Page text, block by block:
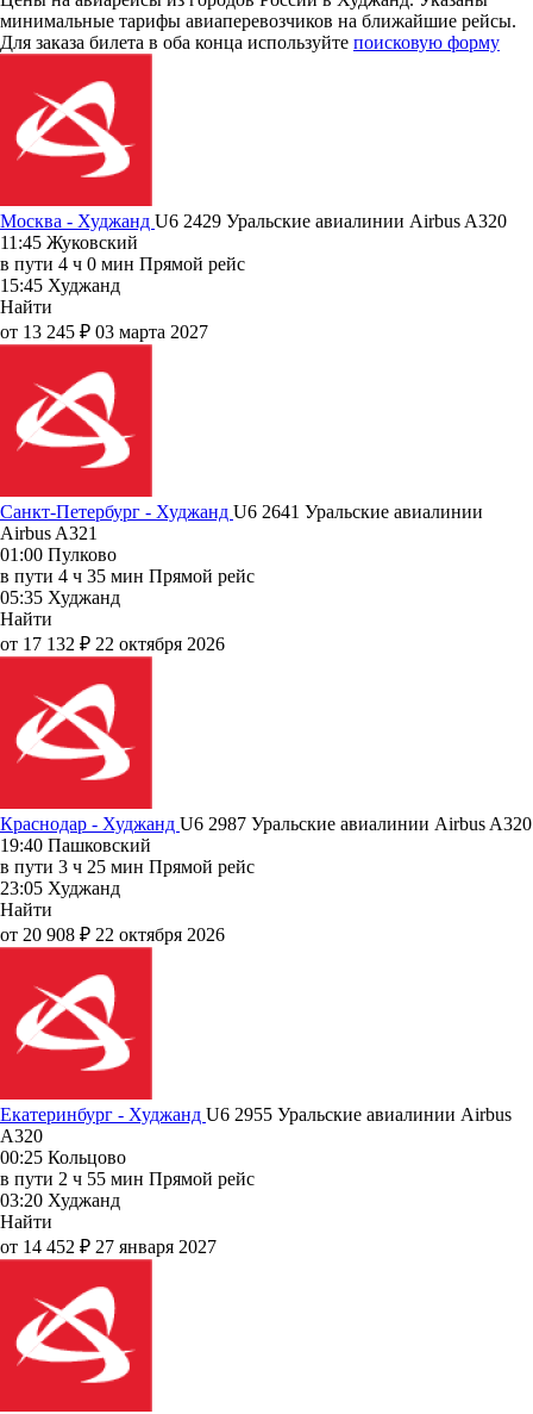
минимальные тарифы авиаперевозчиков на ближайшие рейсы.
Для заказа билета в оба конца используйте поисковую форму
Москва - Худжанд U6 2429 Уральские авиалинии Airbus A320
11:45 Жуковский
в пути 4 ч 0 мин Прямой рейс
15:45 Худжанд
Найти
от 13 245 ₽ 03 марта 2027
Санкт-Петербург - Худжанд U6 2641 Уральские авиалинии
Airbus A321
01:00 Пулково
в пути 4 ч 35 мин Прямой рейс
05:35 Худжанд
Найти
от 17 132 ₽ 22 октября 2026
Краснодар - Худжанд U6 2987 Уральские авиалинии Airbus A320
19:40 Пашковский
в пути 3 ч 25 мин Прямой рейс
23:05 Худжанд
Найти
от 20 908 ₽ 22 октября 2026
Екатеринбург - Худжанд U6 2955 Уральские авиалинии Airbus
A320
00:25 Кольцово
в пути 2 ч 55 мин Прямой рейс
03:20 Худжанд
Найти
от 14 452 ₽ 27 января 2027